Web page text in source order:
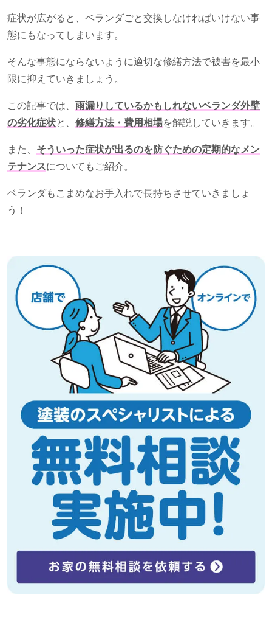
症状が広がると、ベランダごと交換しなければいけない事
態にもなってしまいます。
そんな事態にならないように適切な修繕方法で被害を最小
限に抑えていきましょう。
この記事では、 雨漏りしているかもしれないベランダ外壁
の劣化症状と、 修繕方法・費用相場を解説していきます。
また、 そういった症状が出るのを防ぐための定期的なメン
テナンスについてもご紹介。
ベランダもこまめなお手入れで長持ちさせていきましょ
う！